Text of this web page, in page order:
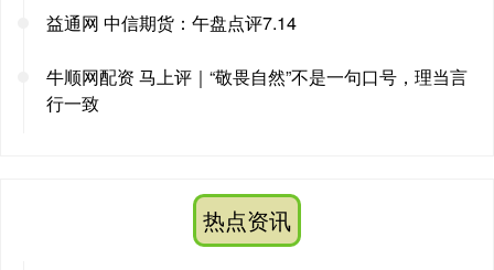
益通网 中信期货：午盘点评7.14
牛顺网配资 马上评｜“敬畏自然”不是一句口号，理当言
行一致
热点资讯